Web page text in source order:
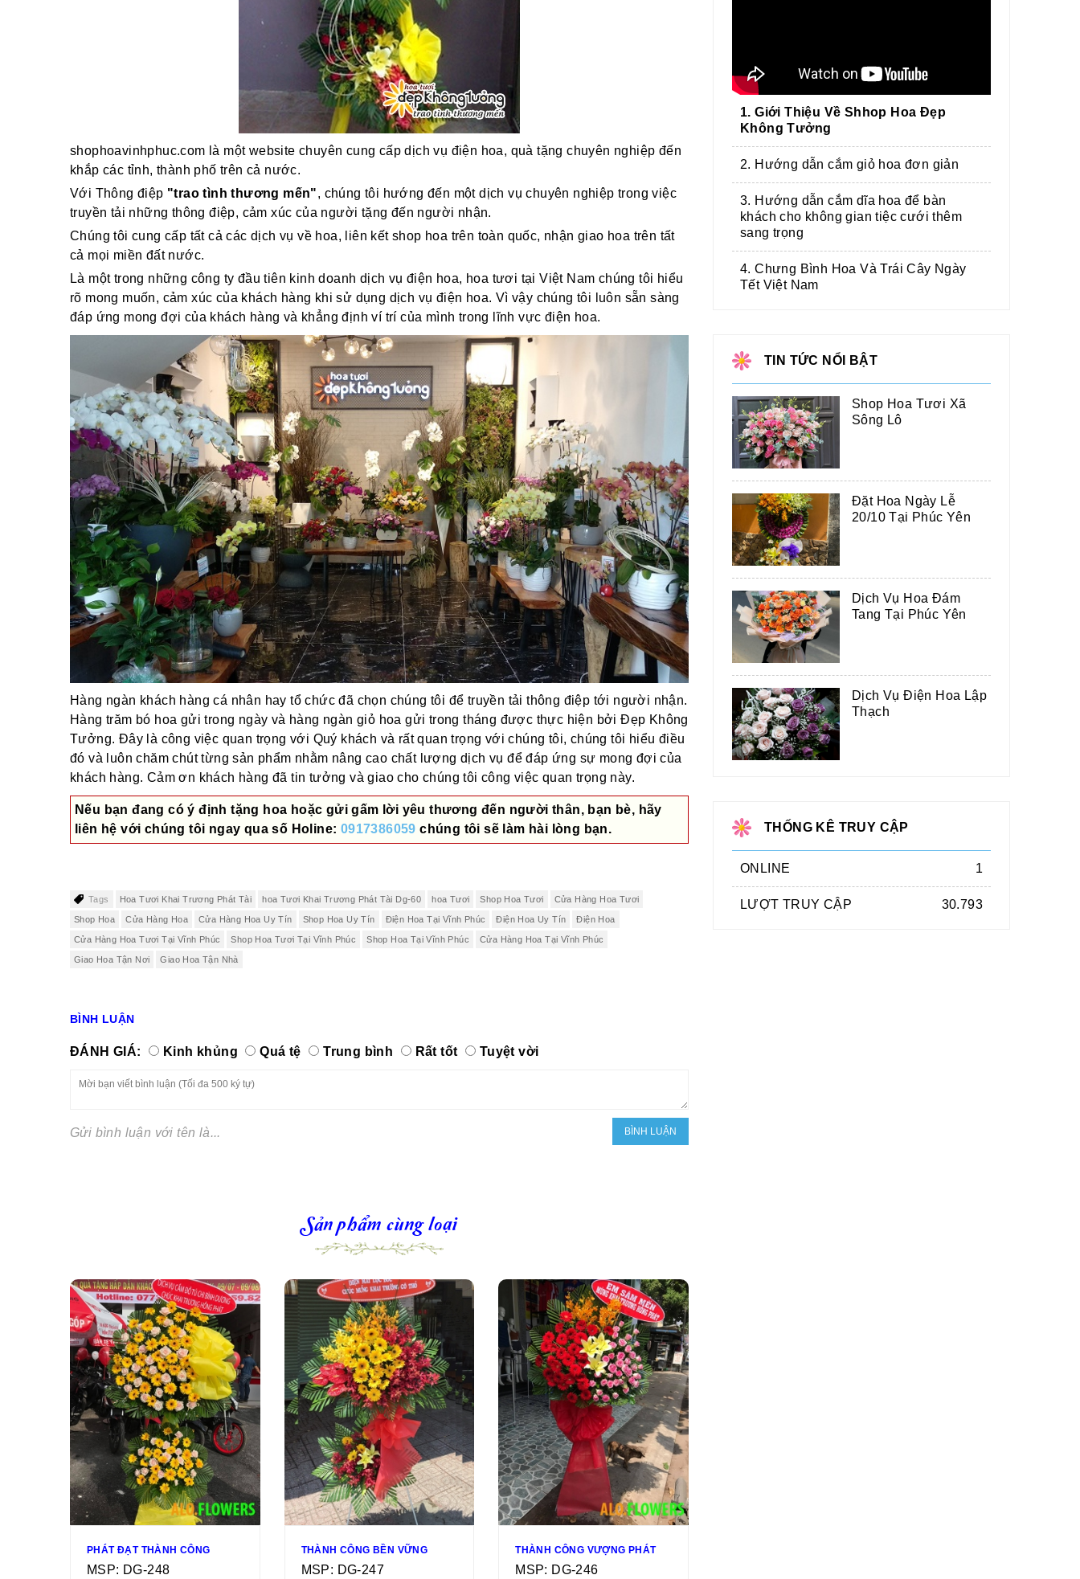
shophoavinhphuc.com là một website chuyên cung cấp dịch vụ điện hoa, quà tặng chuyên nghiệp đến
khắp các tỉnh, thành phố trên cả nước.
Với Thông điệp "trao tình thương mến", chúng tôi hướng đến một dịch vụ chuyên nghiệp trong việc
truyền tải những thông điệp, cảm xúc của người tặng đến người nhận.
Chúng tôi cung cấp tất cả các dịch vụ về hoa, liên kết shop hoa trên toàn quốc, nhận giao hoa trên tất
cả mọi miền đất nước.
Là một trong những công ty đầu tiên kinh doanh dịch vụ điện hoa, hoa tươi tại Việt Nam chúng tôi hiểu
rõ mong muốn, cảm xúc của khách hàng khi sử dụng dịch vụ điện hoa. Vì vậy chúng tôi luôn sẵn sàng
đáp ứng mong đợi của khách hàng và khẳng định ví trí của mình trong lĩnh vực điện hoa.
Hàng ngàn khách hàng cá nhân hay tổ chức đã chọn chúng tôi để truyền tải thông điệp tới người nhận.
Hàng trăm bó hoa gửi trong ngày và hàng ngàn giỏ hoa gửi trong tháng được thực hiện bởi Đẹp Không
Tưởng. Đây là công việc quan trọng với Quý khách và rất quan trọng với chúng tôi, chúng tôi hiểu điều
đó và luôn chăm chút từng sản phẩm nhằm nâng cao chất lượng dịch vụ để đáp ứng sự mong đợi của
khách hàng. Cảm ơn khách hàng đã tin tưởng và giao cho chúng tôi công việc quan trọng này.
Nếu bạn đang có ý định tặng hoa hoặc gửi gấm lời yêu thương đến người thân, bạn bè, hãy
liên hệ với chúng tôi ngay qua số Holine: 0917386059 chúng tôi sẽ làm hài lòng bạn.
Tags Hoa Tươi Khai Trương Phát Tài hoa Tươi Khai Trương Phát Tài Dg-60 hoa Tươi Shop Hoa Tươi Cửa Hàng Hoa Tươi
Shop Hoa Cửa Hàng Hoa Cửa Hàng Hoa Uy Tín Shop Hoa Uy Tín Điện Hoa Tại Vĩnh Phúc Điện Hoa Uy Tín Điện Hoa
Cửa Hàng Hoa Tươi Tại Vĩnh Phúc Shop Hoa Tươi Tại Vĩnh Phúc Shop Hoa Tại Vĩnh Phúc Cửa Hàng Hoa Tại Vĩnh Phúc
Giao Hoa Tận Nơi Giao Hoa Tận Nhà
BÌNH LUẬN
ĐÁNH GIÁ: Kinh khủng Quá tệ Trung bình Rất tốt Tuyệt vời
Gửi bình luận với tên là...
Sản phẩm cùng loại
PHÁT ĐẠT THÀNH CÔNG
MSP: DG-248
THÀNH CÔNG BỀN VỮNG
MSP: DG-247
THÀNH CÔNG VƯỢNG PHÁT
MSP: DG-246
1. Giới Thiệu Về Shhop Hoa Đẹp
Không Tưởng
2. Hướng dẫn cắm giỏ hoa đơn giản
3. Hướng dẫn cắm dĩa hoa để bàn
khách cho không gian tiệc cưới thêm
sang trọng
4. Chưng Bình Hoa Và Trái Cây Ngày
Tết Việt Nam
TIN TỨC NỔI BẬT
Shop Hoa Tươi Xã
Sông Lô
Đặt Hoa Ngày Lễ
20/10 Tại Phúc Yên
Dịch Vụ Hoa Đám
Tang Tại Phúc Yên
Dịch Vụ Điện Hoa Lập
Thạch
THỐNG KÊ TRUY CẬP
ONLINE 1
LƯỢT TRUY CẬP 30.793